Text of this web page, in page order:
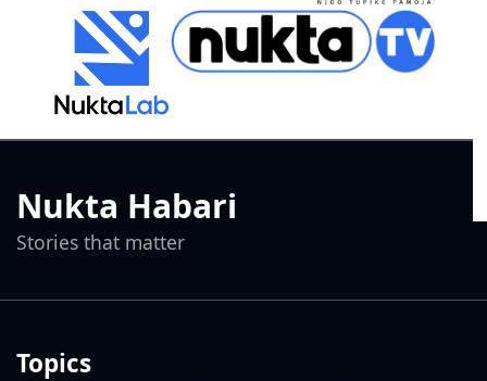
Nukta Habari
Stories that matter
Topics